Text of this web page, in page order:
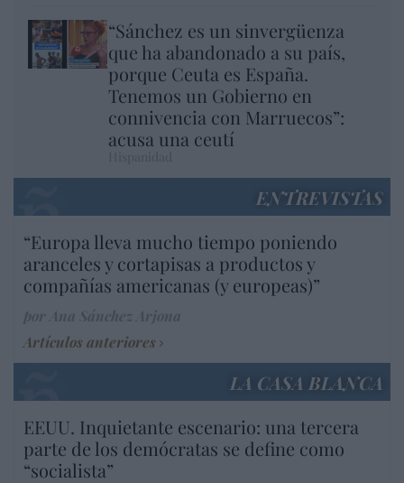
“Sánchez es un sinvergüenza
que ha abandonado a su país,
porque Ceuta es España.
Tenemos un Gobierno en
connivencia con Marruecos”:
acusa una ceutí
ENTREVISTAS
“Europa lleva mucho tiempo poniendo
aranceles y cortapisas a productos y
compañías americanas (y europeas)”
Artículos anteriores
LA CASA BLANCA
EEUU. Inquietante escenario: una tercera
parte de los demócratas se define como
“socialista”